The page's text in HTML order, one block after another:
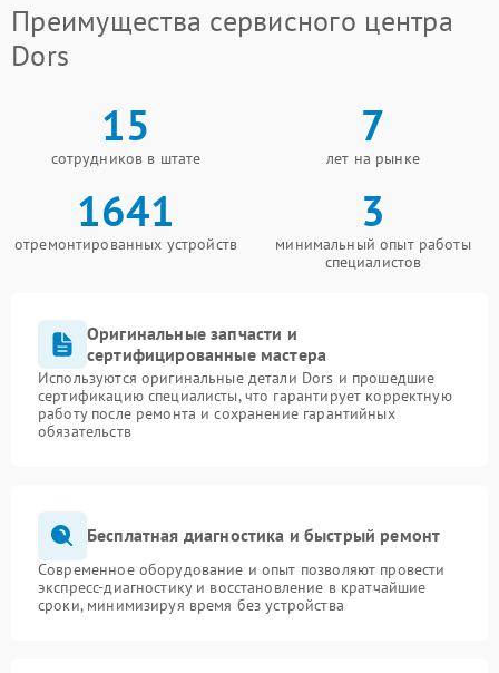
Преимущества сервисного центра
Dors
15
сотрудников в штате
7
лет на рынке
1641
отремонтированных устройств
3
минимальный опыт работы
специалистов
Оригинальные запчасти и
сертифицированные мастера
Используются оригинальные детали Dors и прошедшие
сертификацию специалисты, что гарантирует корректную
работу после ремонта и сохранение гарантийных
обязательств
Бесплатная диагностика и быстрый ремонт
Современное оборудование и опыт позволяют провести
экспресс-диагностику и восстановление в кратчайшие
сроки, минимизируя время без устройства